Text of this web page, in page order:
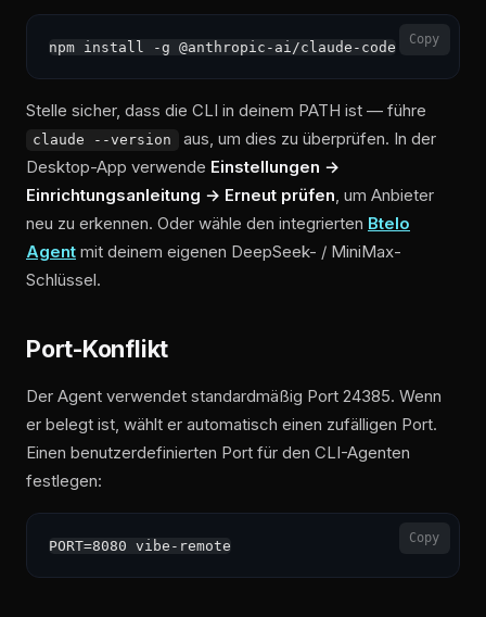
Copy
Stelle sicher, dass die CLI in deinem PATH ist — führe
claude --version
aus, um dies zu überprüfen. In der
Desktop-App verwende Einstellungen →
Einrichtungsanleitung → Erneut prüfen, um Anbieter
neu zu erkennen. Oder wähle den integrierten Btelo
Agent mit deinem eigenen DeepSeek- / MiniMax-
Schlüssel.
Port-Konflikt
Der Agent verwendet standardmäßig Port 24385. Wenn
er belegt ist, wählt er automatisch einen zufälligen Port.
Einen benutzerdefinierten Port für den CLI-Agenten
festlegen:
Copy